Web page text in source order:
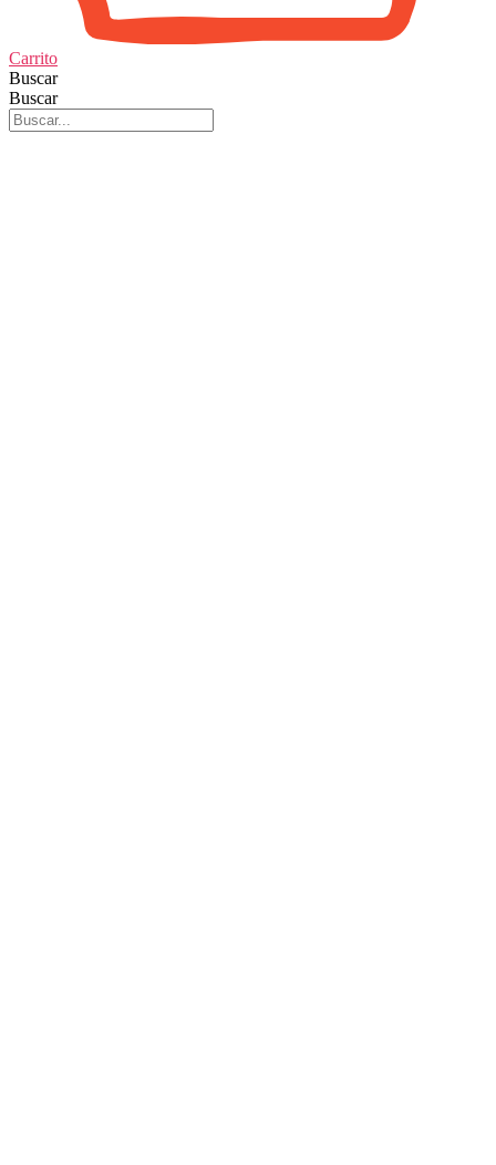
Carrito
Buscar
Buscar